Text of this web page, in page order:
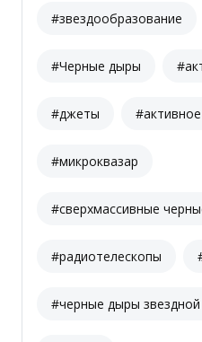
#звездообразование
#Черные дыры
#джеты
#микроквазар
#сверхмассивные
#радиотелескопы
#черные дыры